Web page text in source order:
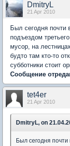
DmitryL
21 Apr 2010
Был сегодня почти
подъездом
мусор, на
будто там кто-то
субботники стоит
Сообщение
tet4er
21 Apr 2010
DmitryL, on
Был сегодня